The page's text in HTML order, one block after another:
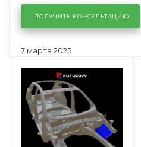
7 марта 2025
ПОЛУЧИТЬ КОНСУЛЬТАЦИЮ